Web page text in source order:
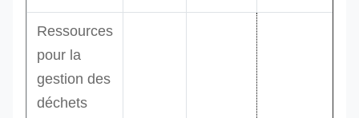
Ressources
pour la
gestion des
déchets